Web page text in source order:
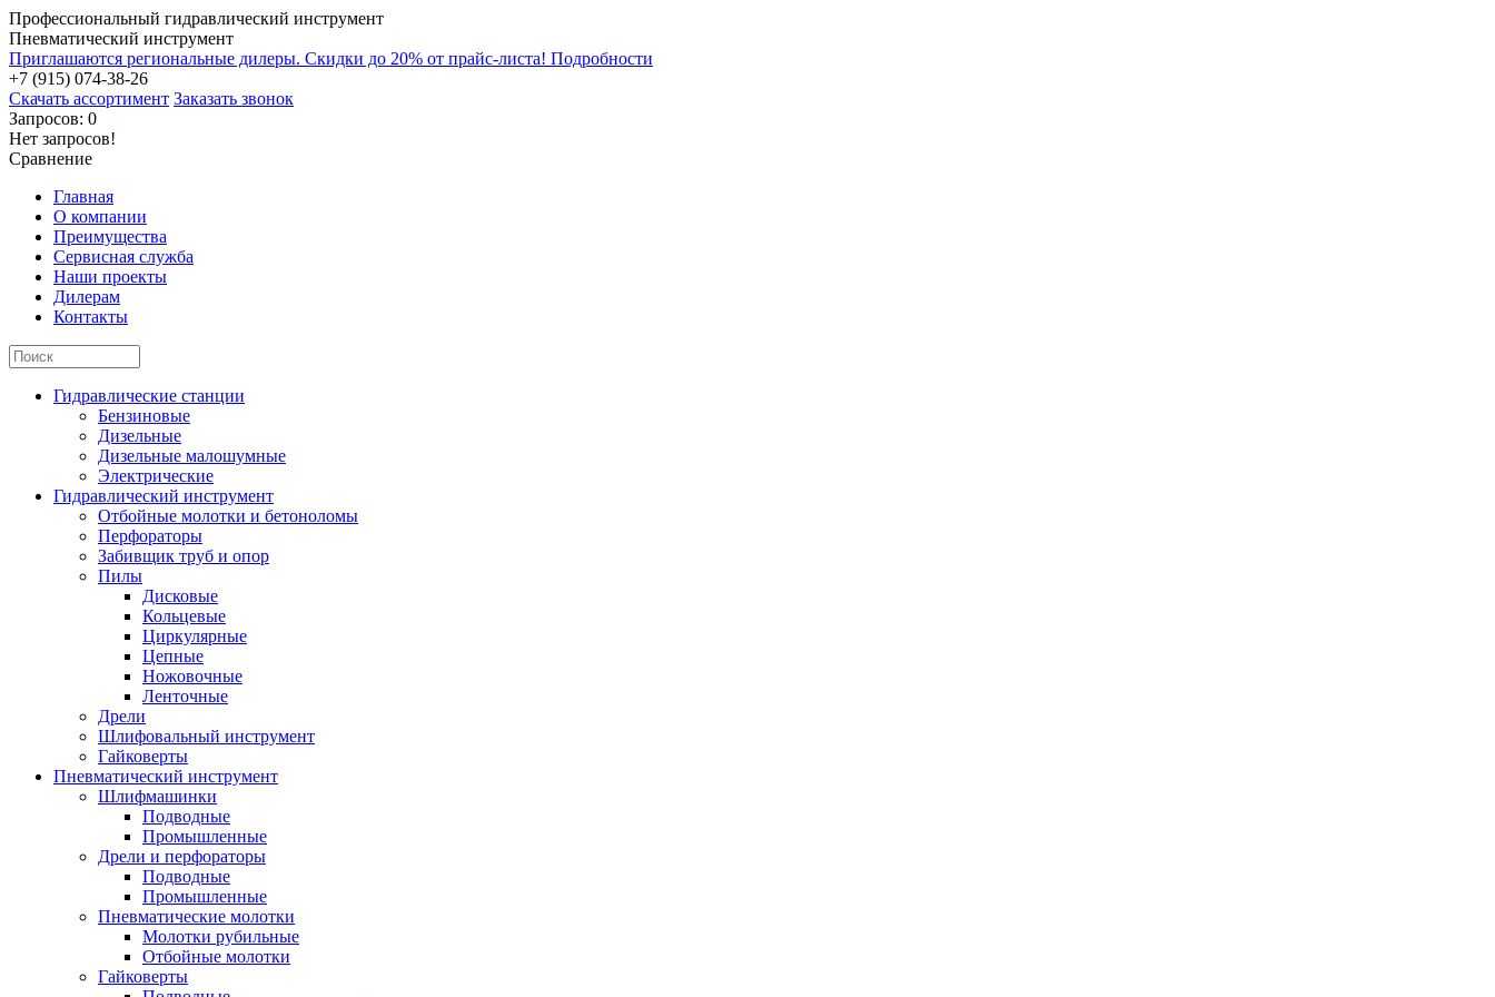
Профессиональный гидравлический инструмент
Пневматический инструмент
Приглашаются региональные дилеры. Скидки до 20% от прайс-листа! Подробности
+7 (915) 074-38-26
Скачать ассортимент Заказать звонок
Запросов: 0
Нет запросов!
Сравнение
Главная
О компании
Преимущества
Сервисная служба
Наши проекты
Дилерам
Контакты
Гидравлические станции
Бензиновые
Дизельные
Дизельные малошумные
Электрические
Гидравлический инструмент
Отбойные молотки и бетоноломы
Перфораторы
Забивщик труб и опор
Пилы
Дисковые
Кольцевые
Циркулярные
Цепные
Ножовочные
Ленточные
Дрели
Шлифовальный инструмент
Гайковерты
Пневматический инструмент
Шлифмашинки
Подводные
Промышленные
Дрели и перфораторы
Подводные
Промышленные
Пневматические молотки
Молотки рубильные
Отбойные молотки
Гайковерты